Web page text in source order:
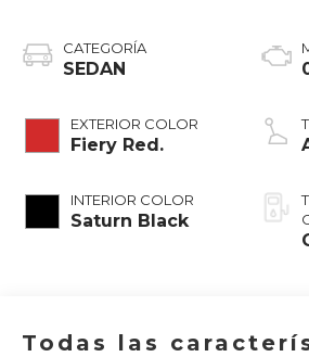
CATEGORÍA
SEDAN
EXTERIOR COLOR
Fiery Red.
INTERIOR COLOR
Saturn Black
Todas las